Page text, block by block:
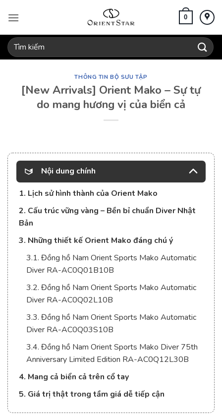
qua
dung
0
Tìm
kiếm:
THÔNG TIN BỘ SƯU TẬP
[New Arrivals] Orient Mako – Sự tự
do mang hương vị của biển cả
Nội dung chính
1. Lịch sử hình thành của Orient Mako
2. Cấu trúc vững vàng – Bền bỉ chuẩn Diver Nhật
Bản
3. Những thiết kế Orient Mako đáng chú ý
3.1. Đồng hồ Nam Orient Sports Mako Automatic
Diver RA-AC0Q01B10B
3.2. Đồng hồ Nam Orient Sports Mako Automatic
Diver RA-AC0Q02L10B
3.3. Đồng hồ Nam Orient Sports Mako Automatic
Diver RA-AC0Q03S10B
3.4. Đồng hồ Nam Orient Sports Mako Diver 75th
Anniversary Limited Edition RA-AC0Q12L30B
4. Mang cả biển cả trên cổ tay
5. Giá trị thật trong tầm giá dễ tiếp cận